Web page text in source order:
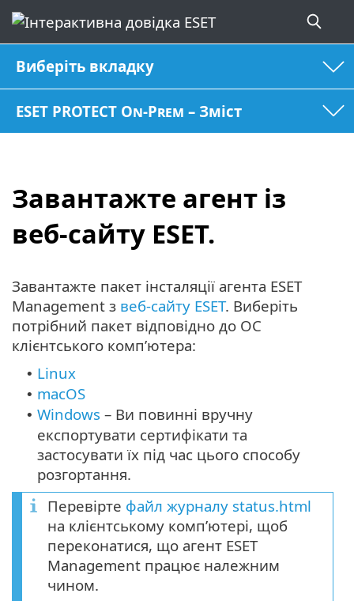
Виберіть вкладку
ESET PROTECT On-Prem – Зміст
Завантажте агент із
веб-сайту ESET.
Завантажте пакет інсталяції агента ESET
Management з веб-сайту ESET. Виберіть
потрібний пакет відповідно до ОС
клієнтського комп’ютера:
• Linux
• macOS
• Windows – Ви повинні вручну
експортувати сертифікати та
застосувати їх під час цього способу
розгортання.
Перевірте файл журналу status.html
на клієнтському комп’ютері, щоб
переконатися, що агент ESET
Management працює належним
чином.